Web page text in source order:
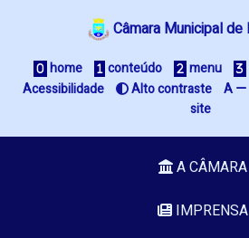
Câmara Municipal
home conteúdo menu
Acessibilidade
Alto contraste A
site
A CÂMARA
IMPRENSA